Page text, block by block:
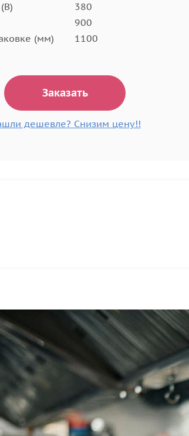
380
900
(мм)
1100
Заказать
дешевле? Снизим цену!!